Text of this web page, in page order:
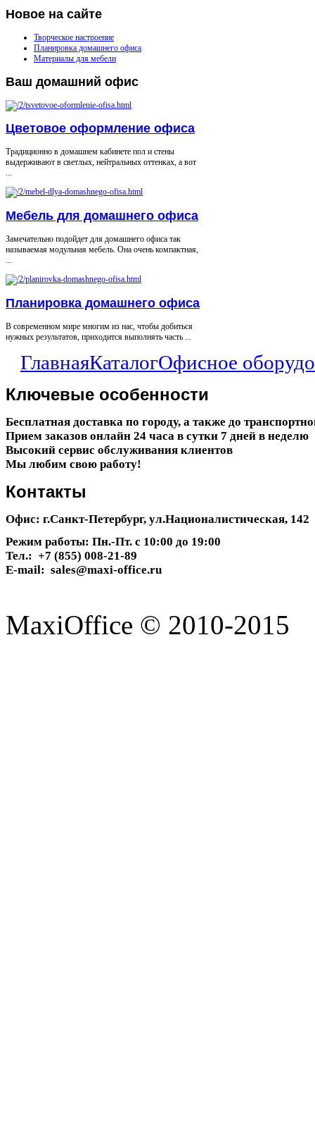
Новое на сайте
Творческое настроение
Планировка домашнего офиса
Материалы для мебели
Ваш домашний офис
Цветовое оформление офиса
Традиционно в домашнем кабинете пол и стены
выдерживают в светлых, нейтральных оттенках, а вот
...
Мебель для домашнего офиса
Замечательно подойдет для домашнего офиса так
называемая модульная мебель. Она очень компактная,
...
Планировка домашнего офиса
В современном мире многим из нас, чтобы добиться
нужных результатов, приходится выполнять часть ...
ГлавнаяКаталогОфисное
Ключевые особенности
Бесплатная доставка по городу, а также до
Прием заказов онлайн 24 часа в сутки 7 дней в неделю
Высокий сервис обслуживания клиентов
Мы любим свою работу!
Контакты
Офис: г.Санкт-Петербург, ул.Националистическая, 142
Режим работы: Пн.-Пт. с 10:00 до 19:00
Тел.: +7 (855) 008-21-89
E-mail: sales@maxi-office.ru
MaxiOffice © 2010-2015